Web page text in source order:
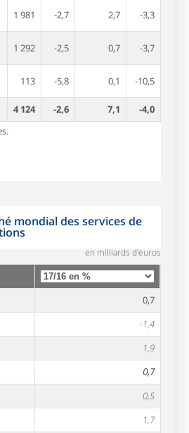
1 981 -2,7 2,7 -3,3
1 292 -2,5 0,7 -3,7
113 -5,8 0,1 -10,5
4 124 -2,6 7,1
-4,0
mondial des services de
en milliards d'euros
0,7
-1,4
1,9
0,7
0,5
1,7